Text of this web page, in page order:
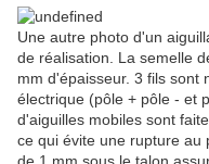
Une autre photo d'un
de réalisation. La semelle
mm d'épaisseur. 3 fils sont
électrique (pôle + pôle - et
d'aiguilles mobiles sont
ce qui évite une rupture